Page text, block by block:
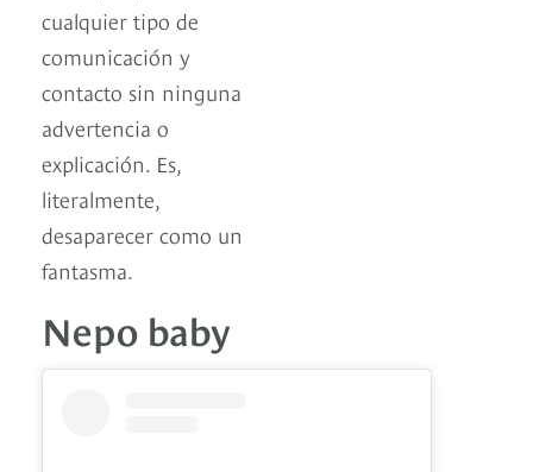
cualquier tipo de
comunicación y
contacto sin ninguna
advertencia o
explicación. Es,
literalmente,
desaparecer como un
fantasma.
Nepo baby